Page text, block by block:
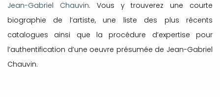
Jean-Gabriel Chauvin. Vous y trouverez une courte
biographie de l’artiste, une liste des plus récents
catalogues ainsi que la procédure d’expertise pour
l’authentification d’une oeuvre présumée de Jean-Gabriel
Chauvin.